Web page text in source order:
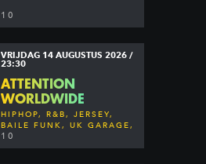
10
VRIJDAG 14 AUGUSTUS 2026 /
23:30
ATTENTION
WORLDWIDE
HIPHOP, R&B, JERSEY,
BAILE FUNK, UK GARAGE,
DANCEHALL & MORE
10